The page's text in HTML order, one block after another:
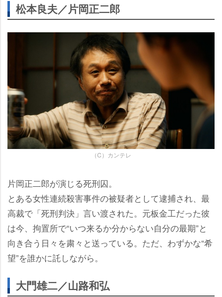
松本良夫／片岡正二郎
（C）カンテレ
片岡正二郎が演じる死刑囚。
とある女性連続殺害事件の被疑者として逮捕され、最
高裁で「死刑判決」言い渡された。元板金工だった彼
は今、拘置所で“いつ来るか分からない自分の最期”と
向き合う日々を粛々と送っている。ただ、わずかな“希
望”を誰かに託しながら。
大門雄二／山路和弘